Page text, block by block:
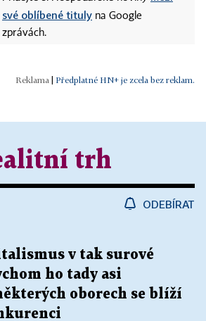
své oblíbené tituly na Google
zprávách.
Předplatné HN+ je zcela bez reklam.
trh
ODEBÍRAT
v tak surové
ho tady asi
oborech se blíží